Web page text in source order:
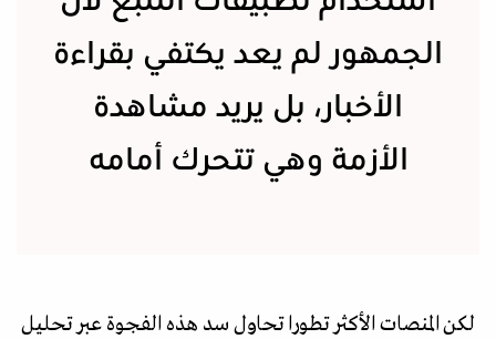
الجمهور لم يعد يكتفي بقراءة
الأخبار، بل يريد مشاهدة
الأزمة وهي تتحرك أمامه
لكن المنصات الأكثر تطورا تحاول سد هذه الفجوة عبر تحليل